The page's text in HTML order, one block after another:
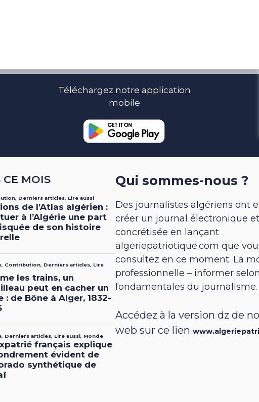
Téléchargez notre application
mobile
CE MOIS Qui sommes-nous ?
Des journalistes algériens ont
créer un journal électronique
concrétisée en lançant
algeriepatriotique.com que
consultez en ce moment. La
professionnelle – informer
fondamentales du journalisme.
Accédez à la version dz de
web sur ce lien